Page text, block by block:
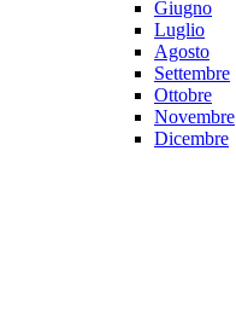
Giugno
Luglio
Agosto
Settembre
Ottobre
Novembre
Dicembre